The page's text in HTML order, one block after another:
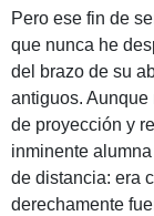
Pero ese fin de
que nunca he
del brazo de su
antiguos.
de proyección y
inminente
de distancia: era
derechamente